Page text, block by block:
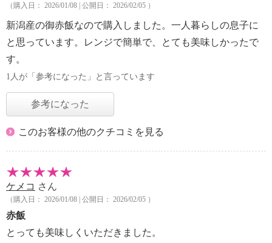
（購入日： 2026/01/08 | 公開日： 2026/02/05 ）
新潟産の御赤飯なので購入しました。一人暮らしの息子に
と思っています。レンジで簡単で、とても美味しかったで
す。
1人が「参考になった」と言っています
参考になった
このお客様の他のクチコミを見る
ケメコ さん
（購入日： 2026/01/08 | 公開日： 2026/02/05 ）
赤飯
とっても美味しくいただきました。